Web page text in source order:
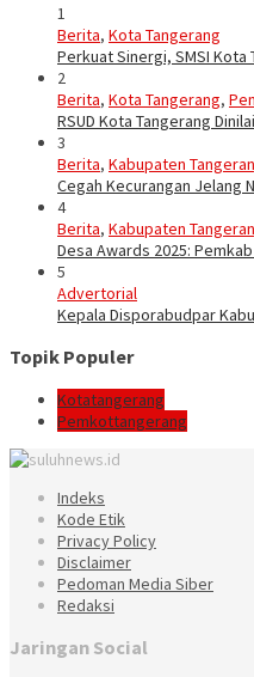
1
Berita, Kota Tangerang
Perkuat Sinergi, SMSI
2
Berita, Kota Tangerang,
RSUD Kota Tangerang
3
Berita, Kabupaten
Cegah Kecurangan Jelang
4
Berita, Kabupaten
Desa Awards 2025:
5
Advertorial
Kepala Disporabudpar
Topik Populer
Kotatangerang
Pemkottangerang
Indeks
Kode Etik
Privacy Policy
Disclaimer
Pedoman Media Siber
Redaksi
Jaringan Social